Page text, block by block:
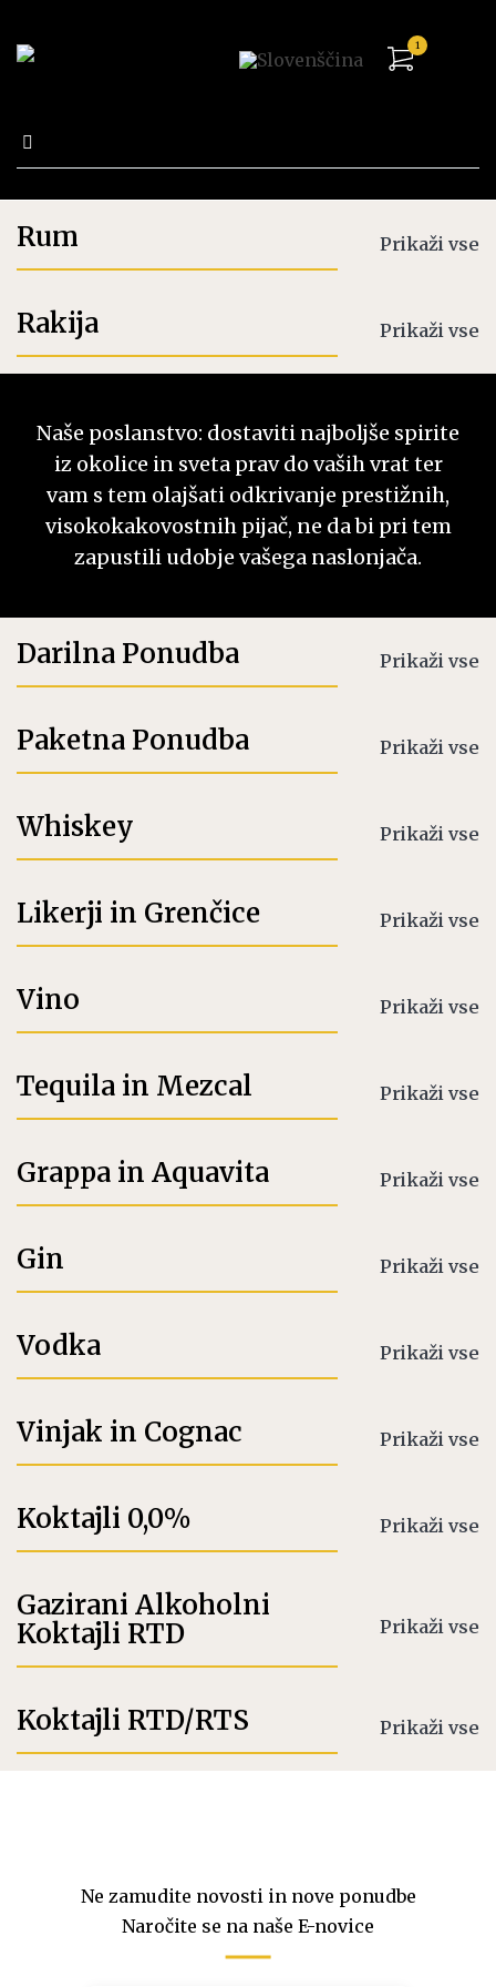
1
Rum Prikaži vse
Rakija Prikaži vse
Naše poslanstvo: dostaviti najboljše spirite
iz okolice in sveta prav do vaših vrat ter
vam s tem olajšati odkrivanje prestižnih,
visokokakovostnih pijač, ne da bi pri tem
zapustili udobje vašega naslonjača.
Darilna Ponudba Prikaži vse
Paketna Ponudba Prikaži vse
Whiskey Prikaži vse
Likerji in Grenčice Prikaži vse
Vino Prikaži vse
Tequila in Mezcal Prikaži vse
Grappa in Aquavita Prikaži vse
Gin Prikaži vse
Vodka Prikaži vse
Vinjak in Cognac Prikaži vse
Koktajli 0,0% Prikaži vse
Gazirani Alkoholni
Koktajli RTD
Prikaži vse
Koktajli RTD/RTS Prikaži vse
Ne zamudite novosti in nove ponudbe
Naročite se na naše E-novice